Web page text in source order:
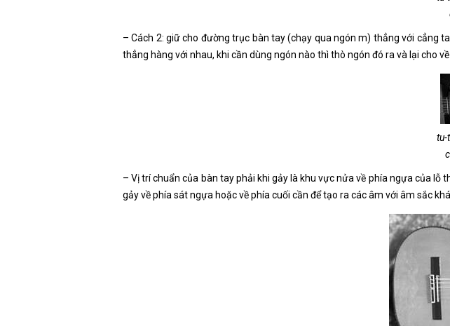
– Cách 2: giữ cho đường trục bàn tay (chạy qua ngón m) thẳng với cẳng
thẳng hàng với nhau, khi cần dùng ngón nào thì thò ngón đó ra và lại cho
tu-
– Vị trí chuẩn của bàn tay phải khi gảy là khu vực nửa về phía ngựa của
gảy về phía sát ngựa hoặc về phía cuối cần để tạo ra các âm với âm sắc